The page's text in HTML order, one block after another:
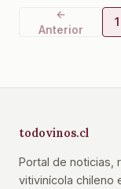
←
Anterior
1
todovinos.cl
Portal de noticias,
vitivinícola chileno